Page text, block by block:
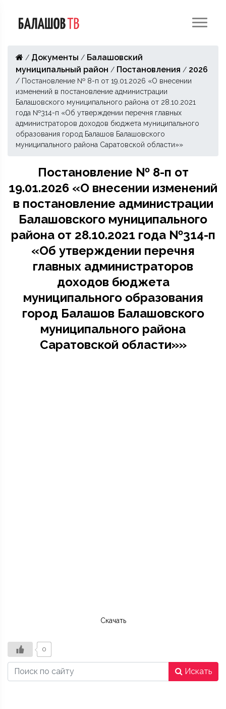
/ Документы / Балашовский
муниципальный район / Постановления / 2026
/ Постановление № 8-п от 19.01.2026 «О внесении
изменений в постановление администрации
Балашовского муниципального района от 28.10.2021
года №314-п «Об утверждении перечня главных
администраторов доходов бюджета муниципального
образования город Балашов Балашовского
муниципального района Саратовской области»»
Постановление № 8-п от
19.01.2026 «О внесении изменений
в постановление администрации
Балашовского муниципального
района от 28.10.2021 года №314-п
«Об утверждении перечня
главных администраторов
доходов бюджета
муниципального образования
город Балашов Балашовского
муниципального района
Саратовской области»»
Скачать
0
Искать